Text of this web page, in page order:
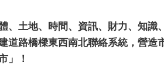
、土地、時間、資訊、財力、知
道路橋樑東西南北聯絡系統，營
」！